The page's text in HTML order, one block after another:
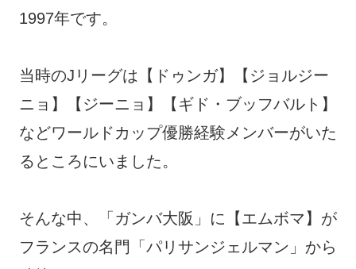
1997年です。
当時のJリーグは【ドゥンガ】【ジョルジー
ニョ】【ジーニョ】【ギド・ブッフバルト】
などワールドカップ優勝経験メンバーがいた
るところにいました。
そんな中、「ガンバ大阪」に【エムボマ】が
フランスの名門「パリサンジェルマン」から